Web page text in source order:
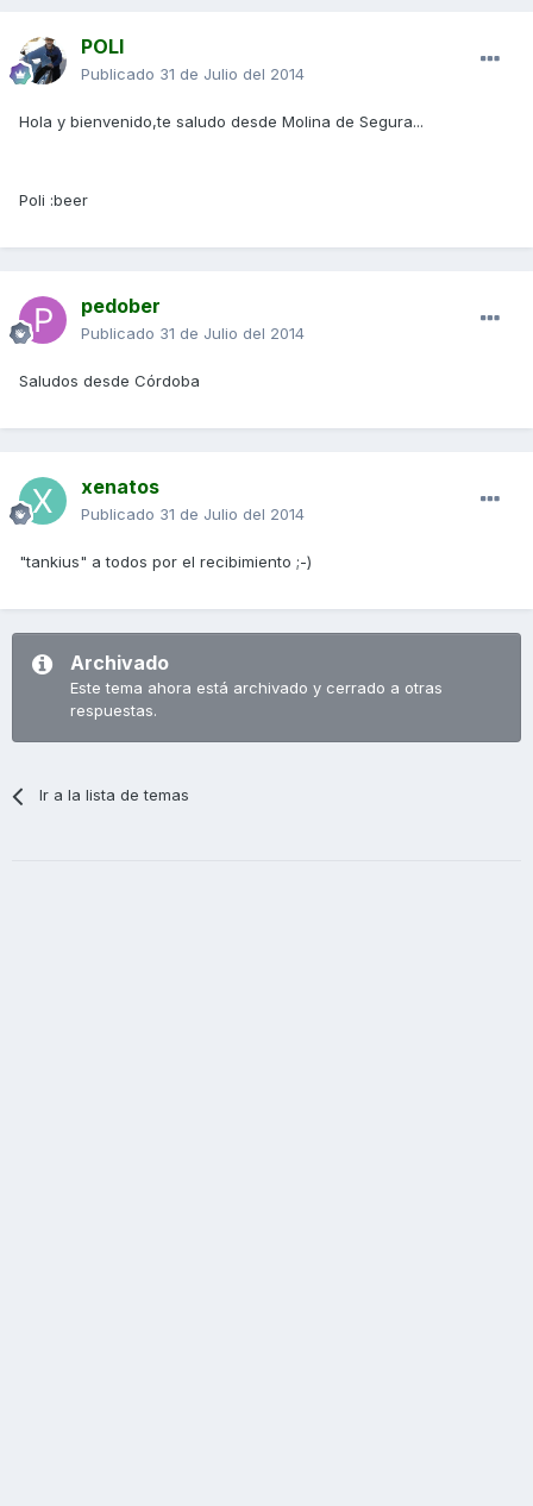
POLI
Publicado 31 de Julio del 2014
Hola y bienvenido,te saludo desde Molina de Segura...
Poli :beer
pedober
Publicado 31 de Julio del 2014
Saludos desde Córdoba
xenatos
Publicado 31 de Julio del 2014
"tankius" a todos por el recibimiento ;-)
Archivado
Este tema ahora está archivado y cerrado a otras
respuestas.
Ir a la lista de temas